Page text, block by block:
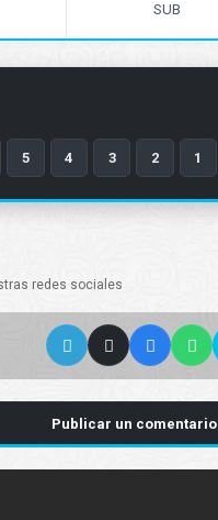
SUB
5 4 3 2 1
redes sociales
Publicar un comentario